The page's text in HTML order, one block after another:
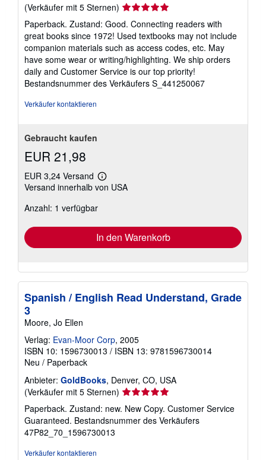
(Verkäufer mit 5 Sternen) Verkäuferbewertung
5
von
5
Sternen
Paperback. Zustand: Good. Connecting readers with
great books since 1972! Used textbooks may not include
companion materials such as access codes, etc. May
have some wear or writing/highlighting. We ship orders
daily and Customer Service is our top priority!
Bestandsnummer des Verkäufers S_441250067
Verkäufer kontaktieren
Gebraucht kaufen
EUR 21,98
EUR 3,24 Versand
Weitere
Informationen
Versand innerhalb von USA
Anzahl: 1 verfügbar
In den Warenkorb
Spanish / English Read Understand, Grade
3
Moore, Jo Ellen
Verlag: Evan-Moor Corp, 2005
ISBN 10: 1596730013 / ISBN 13: 9781596730014
Neu / Paperback
Anbieter: GoldBooks, Denver, CO, USA
(Verkäufer mit 5 Sternen) Verkäuferbewertung
5
von
5
Paperback. Zustand: new. New Copy. Customer Service
Guaranteed. Bestandsnummer des Verkäufers
47P82_70_1596730013
Verkäufer kontaktieren